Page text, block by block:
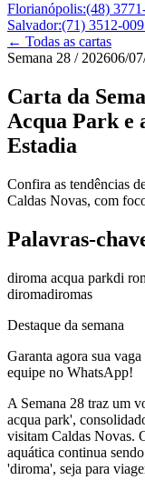
Florianópolis:(48)
Salvador:(71) 3512-
← Todas as cartas
Semana 28 / 202606/
Carta da
Acqua Park e
Estadia
Confira as tendências
Caldas Novas, com
Palavras-
diroma acqua parkdi
diromadiromas
Destaque da semana
Garanta agora sua
equipe no WhatsApp!
A Semana 28 traz um
acqua park',
visitam Caldas Novas.
aquática continua
'diroma', seja para